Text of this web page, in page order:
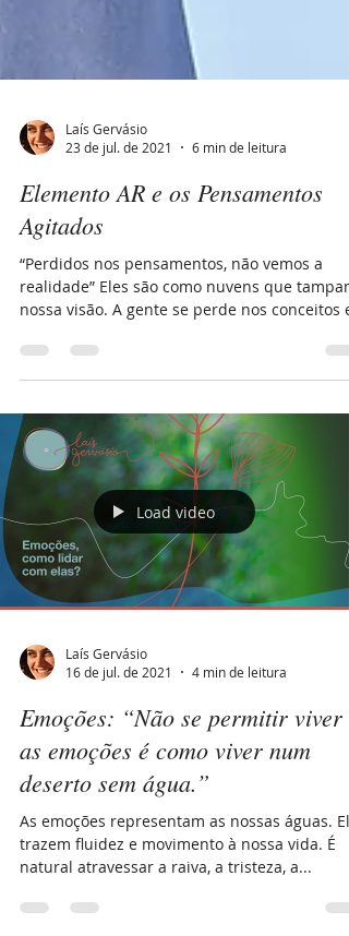
Laís Gervásio
23 de jul. de 2021
6 min de leitura
Elemento AR e os Pensamentos
Agitados
“Perdidos nos pensamentos, não vemos a
realidade” Eles são como nuvens que tampam
imagens...
Load video
Laís Gervásio
16 de jul. de 2021
4 min de leitura
Emoções: “Não se permitir viver
as emoções é como viver num
deserto sem água.”
As emoções representam as nossas águas.
trazem fluidez e movimento à nossa vida. É